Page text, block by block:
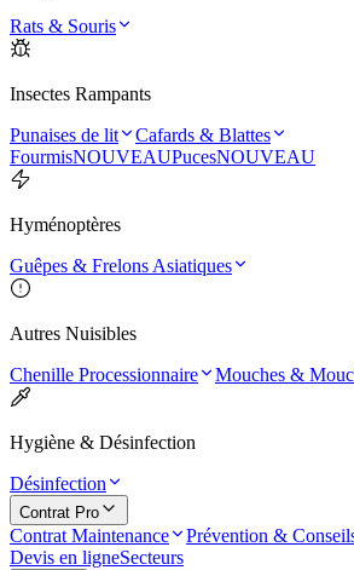
Rats & Souris
Insectes Rampants
Punaises de lit
Cafards & Blattes
FourmisNOUVEAUPucesNOUVEAU
Hyménoptères
Guêpes & Frelons Asiatiques
Autres Nuisibles
Chenille Processionnaire
Mouches &
Hygiène & Désinfection
Désinfection
Contrat Pro
Contrat Maintenance
Prévention &
Devis en ligneSecteurs